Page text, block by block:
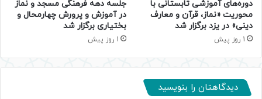
دوره‌های آموزشی تابستانی با
محوریت «نماز، قرآن و معارف
دینی» در یزد برگزار شد
1 روز پیش
جلسه دهه فرهنگی مسجد و نماز
در آموزش و پرورش چهارمحال و
بختیاری برگزار شد
1 روز پیش
دیدگاهتان را بنویسید